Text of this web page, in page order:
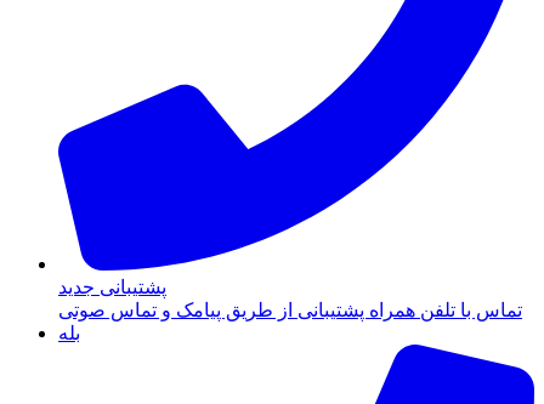
پشتیبانی جدید
تماس با تلفن همراه پشتیبانی از طریق پیامک و تماس صوتی
بله